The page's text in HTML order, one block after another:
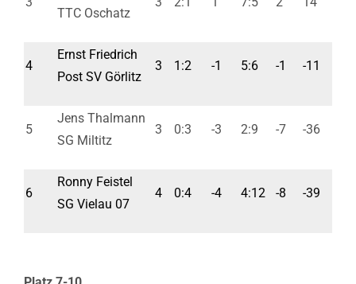
TTC Oschatz
4
Ernst Friedrich
Post SV Görlitz
3 1:2 -1 5:6 -1 -11
5
Jens Thalmann
SG Miltitz
3 0:3 -3 2:9 -7 -36
6
Ronny Feistel
SG Vielau 07
4 0:4 -4 4:12 -8 -39